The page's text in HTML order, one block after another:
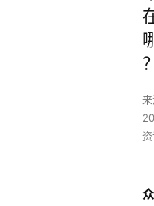
众